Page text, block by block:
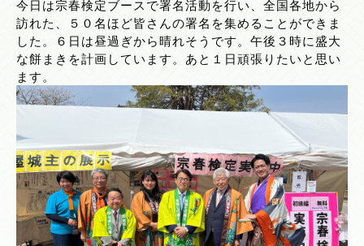
今日は宗春検定ブースで署名活動を行い、全国各地から
訪れた、５０名ほど皆さんの署名を集めることができま
した。６日は昼過ぎから晴れそうです。午後３時に盛大
な餅まきを計画しています。あと１日頑張りたいと思い
ます。